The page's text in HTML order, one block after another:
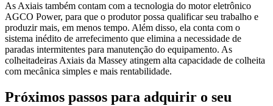
As Axiais também contam com a tecnologia do motor eletrônico
AGCO Power, para que o produtor possa qualificar seu trabalho e
produzir mais, em menos tempo. Além disso, ela conta com o
sistema inédito de arrefecimento que elimina a necessidade de
paradas intermitentes para manutenção do equipamento. As
colheitadeiras Axiais da Massey atingem alta capacidade de colheita
com mecânica simples e mais rentabilidade.
Próximos passos para adquirir o seu